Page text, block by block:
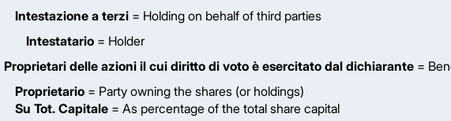
Intestazione a terzi = Holding on behalf of third parties
Intestatario = Holder
Proprietari delle azioni il cui diritto di voto è esercitato dal dichiarante =
Proprietario = Party owning the shares (or holdings)
Su Tot. Capitale = As percentage of the total share capital